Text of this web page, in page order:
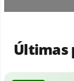
Últimas